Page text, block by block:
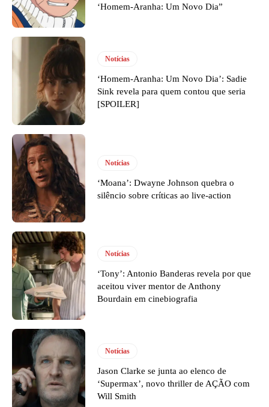
‘Homem-Aranha: Um Novo Dia”
Notícias
‘Homem-Aranha: Um Novo Dia’: Sadie
Sink revela para quem contou que seria
[SPOILER]
Notícias
‘Moana’: Dwayne Johnson quebra o
silêncio sobre críticas ao live-action
Notícias
‘Tony’: Antonio Banderas revela por que
aceitou viver mentor de Anthony
Bourdain em cinebiografia
Notícias
Jason Clarke se junta ao elenco de
‘Supermax’, novo thriller de AÇÃO com
Will Smith